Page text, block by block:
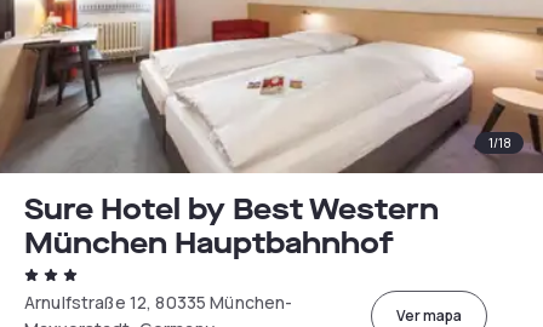
1/18
Sure Hotel by Best Western
München Hauptbahnhof
Arnulfstraße 12, 80335 München-
Ver mapa